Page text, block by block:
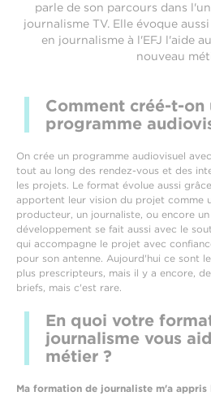
parle de son parcours dans
journalisme TV. Elle évoque
en journalisme à l'EFJ l'aide
nouveau
Comment créé-t-on
programme
On crée un programme audiovisuel
tout au long des rendez-vous et des
les projets. Le format évolue aussi
apportent leur vision du projet comme
producteur, un journaliste, ou encore
développement se fait aussi avec le
qui accompagne le projet avec
pour son antenne. Aujourd'hui ce sont
plus prescripteurs, mais il y a encore,
briefs, mais c'est rare.
En quoi votre
journalisme vous
métier ?
Ma formation de journaliste m'a appris